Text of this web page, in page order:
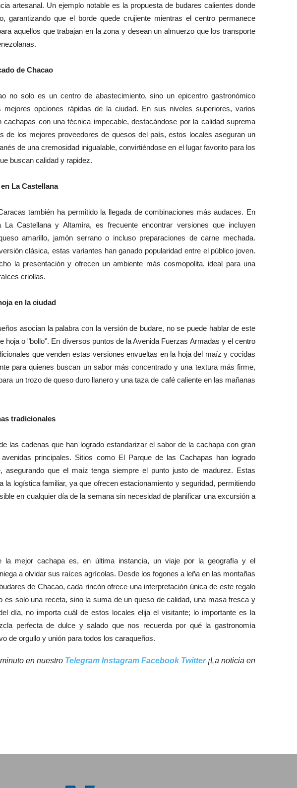
artesanal. Un ejemplo notable es la propuesta de budares calientes donde
garantizando que el borde quede crujiente mientras el centro permanece
aquellos que trabajan en la zona y desean un almuerzo que los transporte
de Chacao
no solo es un centro de abastecimiento, sino un epicentro gastronómico
opciones rápidas de la ciudad. En sus niveles superiores, varios
cachapas con una técnica impecable, destacándose por la calidad suprema
de los mejores proveedores de quesos del país, estos locales aseguran un
de una cremosidad inigualable, convirtiéndose en el lugar favorito para los
buscan calidad y rapidez.
La Castellana
también ha permitido la llegada de combinaciones más audaces. En
La Castellana y Altamira, es frecuente encontrar versiones que incluyen
amarillo, jamón serrano o incluso preparaciones de carne mechada.
clásica, estas variantes han ganado popularidad entre el público joven.
la presentación y ofrecen un ambiente más cosmopolita, ideal para una
criollas.
en la ciudad
asocian la palabra con la versión de budare, no se puede hablar de este
hoja o "bollo". En diversos puntos de la Avenida Fuerzas Armadas y el centro
que venden estas versiones envueltas en la hoja del maíz y cocidas
para quienes buscan un sabor más concentrado y una textura más firme,
un trozo de queso duro llanero y una taza de café caliente en las mañanas
tradicionales
las cadenas que han logrado estandarizar el sabor de la cachapa con gran
principales. Sitios como El Parque de las Cachapas han logrado
asegurando que el maíz tenga siempre el punto justo de madurez. Estas
la logística familiar, ya que ofrecen estacionamiento y seguridad, permitiendo
en cualquier día de la semana sin necesidad de planificar una excursión a
la mejor cachapa es, en última instancia, un viaje por la geografía y el
a olvidar sus raíces agrícolas. Desde los fogones a leña en las montañas
de Chacao, cada rincón ofrece una interpretación única de este regalo
es solo una receta, sino la suma de un queso de calidad, una masa fresca y
día, no importa cuál de estos locales elija el visitante; lo importante es la
perfecta de dulce y salado que nos recuerda por qué la gastronomía
de orgullo y unión para todos los caraqueños.
en nuestro Telegram Instagram Facebook Twitter¡La noticia en